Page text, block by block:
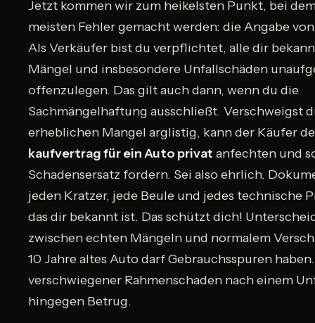
Jetzt kommen wir zum heikelsten Punkt, bei
meisten Fehler gemacht werden: die Angabe
Als Verkäufer bist du verpflichtet, alle dir
Mängel und insbesondere Unfallschäden
offenzulegen. Das gilt auch dann, wenn du die
Sachmängelhaftung ausschließt. Verschweigst
erheblichen Mangel arglistig, kann der Käufer
kaufvertrag für ein Auto privat anfechten und
Schadensersatz fordern. Sei also ehrlich.
jeden Kratzer, jede Beule und jedes technische
das dir bekannt ist. Das schützt dich!
zwischen echten Mängeln und normalem
10 Jahre altes Auto darf Gebrauchsspuren
verschwiegener Rahmenschaden nach einem
hingegen Betrug.